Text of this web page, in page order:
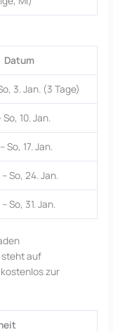
Datum
3. Jan. (3 Tage)
10. Jan.
So, 17. Jan.
So, 24. Jan.
So, 31. Jan.
steht auf
kostenlos zur